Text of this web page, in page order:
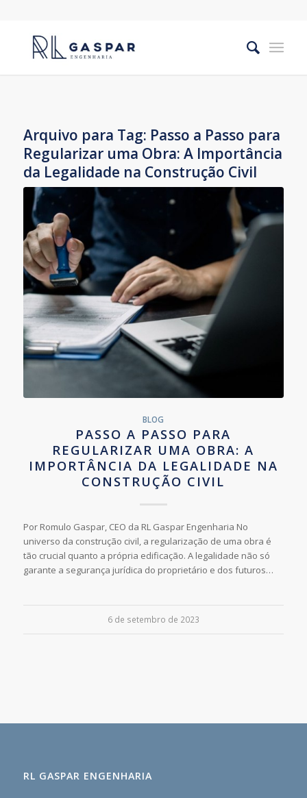
Arquivo para Tag: Passo a Passo para
Regularizar uma Obra: A Importância
da Legalidade na Construção Civil
BLOG
PASSO A PASSO PARA
REGULARIZAR UMA OBRA: A
IMPORTÂNCIA DA LEGALIDADE NA
CONSTRUÇÃO CIVIL
Por Romulo Gaspar, CEO da RL Gaspar Engenharia No
universo da construção civil, a regularização de uma obra é
tão crucial quanto a própria edificação. A legalidade não só
garante a segurança jurídica do proprietário e dos futuros…
6 de setembro de 2023
RL GASPAR ENGENHARIA